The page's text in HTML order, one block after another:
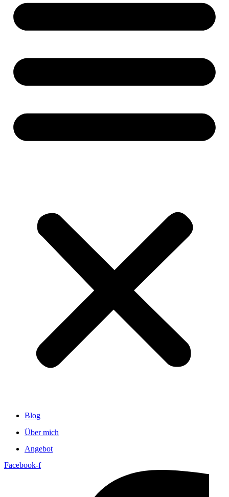
Blog
Über mich
Angebot
Facebook-f